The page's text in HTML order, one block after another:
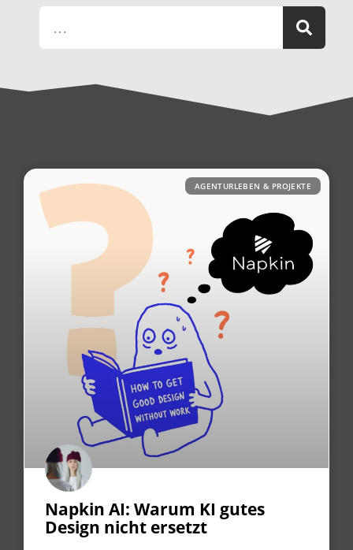
AGENTURLEBEN & PROJEKTE
Napkin AI: Warum KI gutes
Design nicht ersetzt